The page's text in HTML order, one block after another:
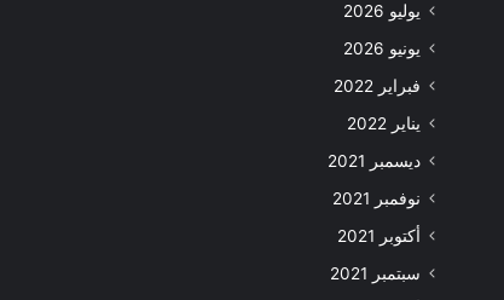
يوليو 2026
يونيو 2026
فبراير 2022
يناير 2022
ديسمبر 2021
نوفمبر 2021
أكتوبر 2021
سبتمبر 2021